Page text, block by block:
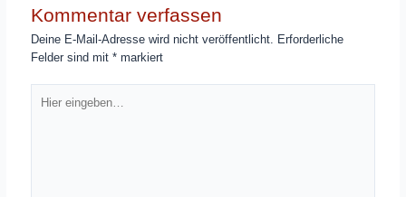
Kommentar verfassen
Deine E-Mail-Adresse wird nicht veröffentlicht.
Erforderliche
Felder sind mit* markiert
eingeben…